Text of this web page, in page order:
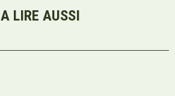
A LIRE AUSSI